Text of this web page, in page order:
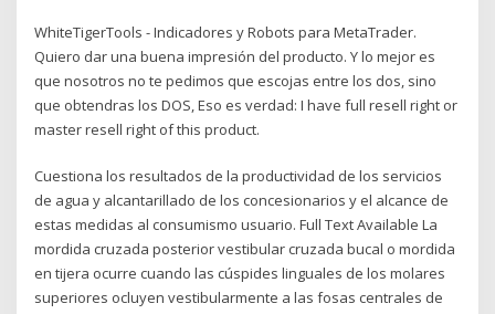
WhiteTigerTools - Indicadores y Robots para MetaTrader.
Quiero dar una buena impresión del producto. Y lo mejor es
que nosotros no te pedimos que escojas entre los dos, sino
que obtendras los DOS, Eso es verdad: I have full resell right or
master resell right of this product.
Cuestiona los resultados de la productividad de los servicios
de agua y alcantarillado de los concesionarios y el alcance de
estas medidas al consumismo usuario. Full Text Available La
mordida cruzada posterior vestibular cruzada bucal o mordida
en tijera ocurre cuando las cúspides linguales de los molares
superiores ocluyen vestibularmente a las fosas centrales de